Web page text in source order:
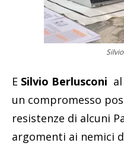
E Silvio Berlusconi al
un compromesso
resistenze di alcuni
argomenti ai nemici